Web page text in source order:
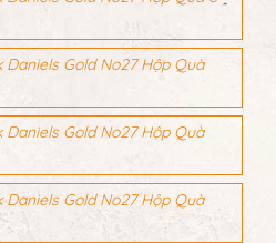
Gold No27 Hộp Quà
Gold No27 Hộp Quà
Gold No27 Hộp Quà